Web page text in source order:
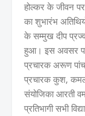
होल्कर के जीवन
का शुभारंभ
के सम्मुख दीप
हुआ। इस अवसर पर
प्रचारक अरूण
प्रचारक कुश, कमल
संयोजिका आरती
प्रतिभागी सभी